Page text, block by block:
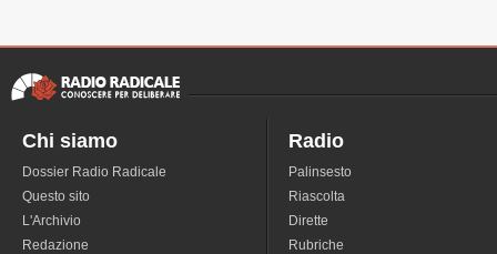
Chi siamo
Dossier Radio Radicale
Questo sito
L'Archivio
Redazione
Radio
Palinsesto
Riascolta
Dirette
Rubriche